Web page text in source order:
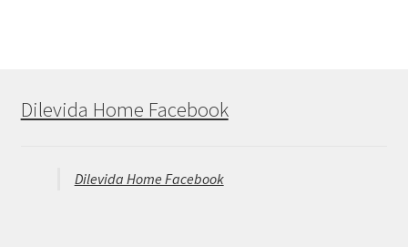
Dilevida Home Facebook
Dilevida Home Facebook